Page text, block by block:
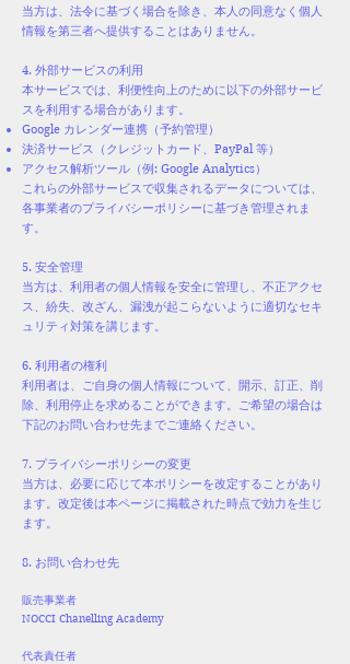
当方は、法令に基づく場合を除き、本人の同意なく個人
情報を第三者へ提供することはありません。
4. 外部サービスの利用
本サービスでは、利便性向上のために以下の外部サービ
スを利用する場合があります。
Google カレンダー連携（予約管理）
決済サービス（クレジットカード、PayPal 等）
アクセス解析ツール（例: Google Analytics）
これらの外部サービスで収集されるデータについては、
各事業者のプライバシーポリシーに基づき管理されま
す。
5. 安全管理
当方は、利用者の個人情報を安全に管理し、不正アクセ
ス、紛失、改ざん、漏洩が起こらないように適切なセキ
ュリティ対策を講じます。
6. 利用者の権利
利用者は、ご自身の個人情報について、開示、訂正、削
除、利用停止を求めることができます。ご希望の場合は
下記のお問い合わせ先までご連絡ください。
7. プライバシーポリシーの変更
当方は、必要に応じて本ポリシーを改定することがあり
ます。改定後は本ページに掲載された時点で効力を生じ
ます。
8. お問い合わせ先
販売事業者
NOCCI Chanelling Academy
代表責任者